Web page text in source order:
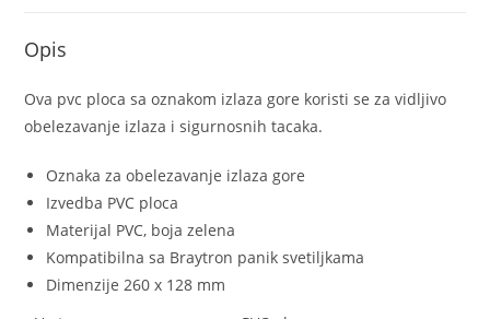
Opis
Ova pvc ploca sa oznakom izlaza gore koristi se za vidljivo
obelezavanje izlaza i sigurnosnih tacaka.
Oznaka za obelezavanje izlaza gore
Izvedba PVC ploca
Materijal PVC, boja zelena
Kompatibilna sa Braytron panik svetiljkama
Dimenzije 260 x 128 mm